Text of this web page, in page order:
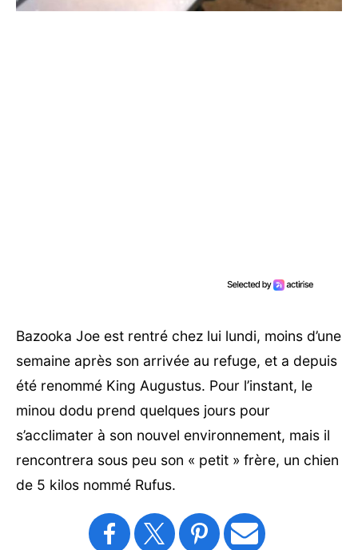
Bazooka Joe est rentré chez lui lundi, moins d’une
semaine après son arrivée au refuge, et a depuis
été renommé King Augustus. Pour l’instant, le
minou dodu prend quelques jours pour
s’acclimater à son nouvel environnement, mais il
rencontrera sous peu son « petit » frère, un chien
de 5 kilos nommé Rufus.